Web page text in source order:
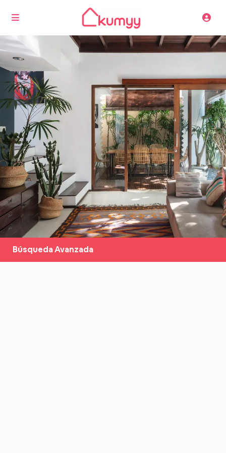
Búsqueda Avanzada